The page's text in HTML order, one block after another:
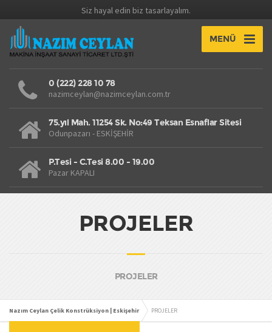
Siz hayal edin biz tasarlayalım.
MENÜ
0 (222) 228 10 78
nazimceylan@nazimceylan.com.tr
75.yıl Mah. 11254 Sk. No:49 Teksan Esnaflar Sitesi
Odunpazarı - ESKİŞEHİR
P.Tesi - C.Tesi 8.00 - 19.00
Pazar KAPALI
PROJELER
PROJELER
Nazım Ceylan Çelik Konstrüksiyon | Eskişehir PROJELER